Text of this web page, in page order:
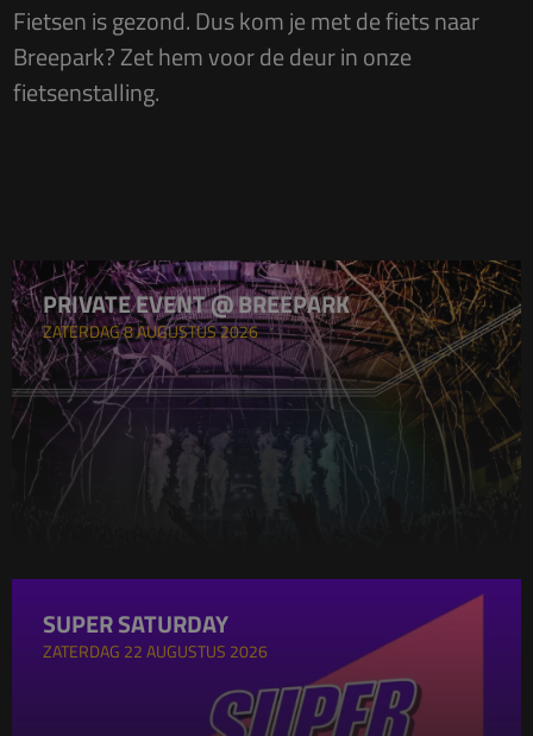
Fietsen is gezond. Dus kom je met de fiets naar
Breepark? Zet hem voor de deur in onze
fietsenstalling.
PRIVATE EVENT @ BREEPARK
ZATERDAG 8 AUGUSTUS 2026
SUPER SATURDAY
ZATERDAG 22 AUGUSTUS 2026